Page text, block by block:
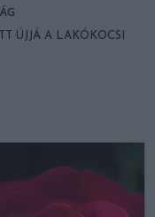
ÚJJÁ A LAKÓKOCSI